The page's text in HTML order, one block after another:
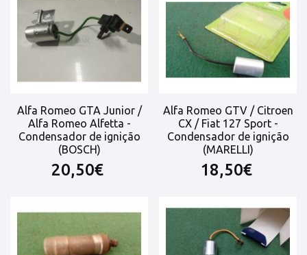
Alfa Romeo GTA Junior /
Alfa Romeo Alfetta -
Condensador de ignição
(BOSCH)
20,50€
Alfa Romeo GTV / Citroen
CX / Fiat 127 Sport -
Condensador de ignição
(MARELLI)
18,50€